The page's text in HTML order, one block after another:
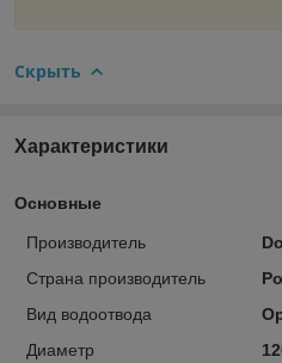
Скрыть
Характеристики
Основные
Производитель
Страна производитель
Вид водоотвода
Диаметр